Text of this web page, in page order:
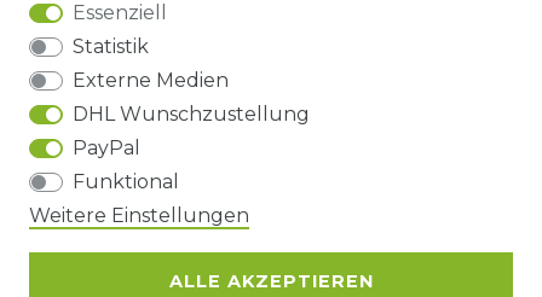
BARRIEREFREIHEIT
Impressum Daten­schutz­erklärung
Barrierefreiheitserklärung
Essenziell
Statistik
Externe Medien
DHL Wunschzustellung
PayPal
Funktional
Weitere Einstellungen
ALLE AKZEPTIEREN